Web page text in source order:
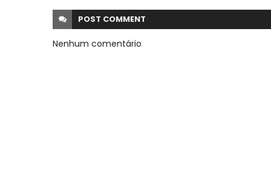
POST COMMENT
Nenhum comentário